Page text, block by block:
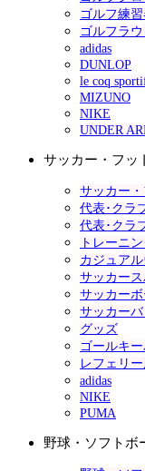
ゴルフ練
ゴルフラ
adidas
DUNLOP
le coq
MIZUNO
NIKE
UNDER
サッカー・フッ
サッカー
代表･クラ
代表･クラ
トレーニ
カジュア
サッカー
サッカー
サッカー
グッズ
ゴールキ
レフェリ
adidas
NIKE
PUMA
野球・ソフトボ